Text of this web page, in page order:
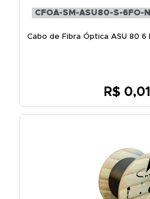
CFOA-SM-ASU80-S-6FO-
Cabo de Fibra Óptica ASU 80 6
R$ 0,01